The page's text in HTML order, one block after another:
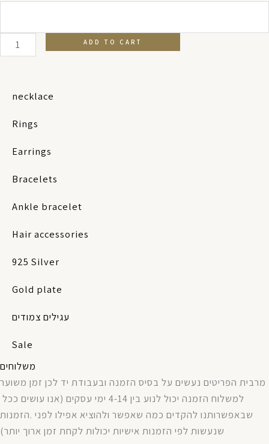
quantity
ADD TO CART
necklace
Rings
Earrings
Bracelets
Ankle bracelet
Hair accessories
925 Silver
Gold plate
עגילים צמודים
Sale
משלוחים
מרבית הפריטים נעשים על בסיס הזמנה ובעבודת יד לכן זמן משוער
למשלוח הזמנה יכול לנוע בין ימי עסקים (אנו עושים ככל
שבאפשרותנו להקדים כמה שאפשר ולהוציא אפילו לפני .הזמנות
שנעשות לפי הזמנות אישיות יכולות לקחת זמן ארוך יותר)